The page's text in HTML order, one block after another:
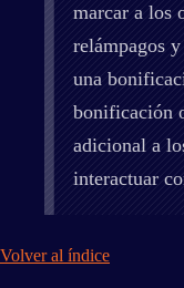
marcar a los
relámpagos
una
bonificación
adicional a
interactuar
Volver al índice